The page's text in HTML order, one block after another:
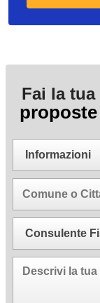
Fai la tua
proposte